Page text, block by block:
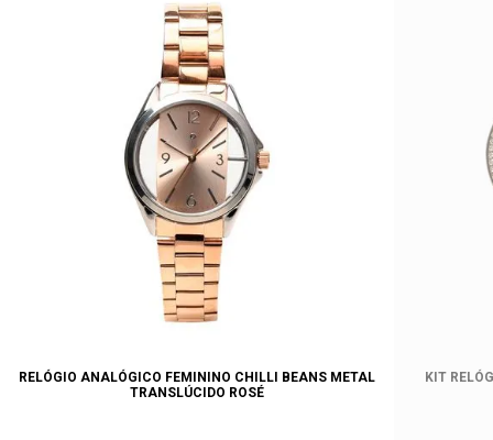
RELÓGIO ANALÓGICO FEMININO CHILLI BEANS METAL
TRANSLÚCIDO ROSÉ
KIT